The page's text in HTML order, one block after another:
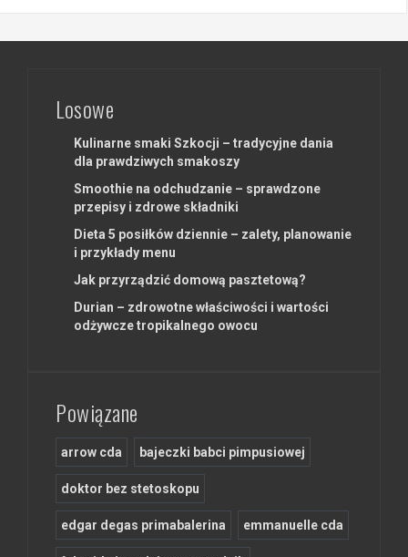
Losowe
Kulinarne smaki Szkocji – tradycyjne dania
dla prawdziwych smakoszy
Smoothie na odchudzanie – sprawdzone
przepisy i zdrowe składniki
Dieta 5 posiłków dziennie – zalety, planowanie
i przykłady menu
Jak przyrządzić domową pasztetową?
Durian – zdrowotne właściwości i wartości
odżywcze tropikalnego owocu
Powiązane
arrow cda bajeczki babci pimpusiowej
doktor bez stetoskopu
edgar degas primabalerina emmanuelle cda